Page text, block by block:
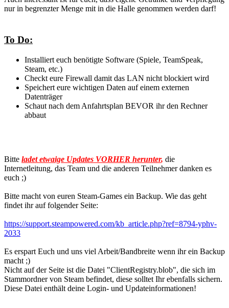
nur in begrenzter Menge mit in die Halle genommen werden darf!
To Do:
Installiert euch benötigte Software (Spiele, TeamSpeak,
Steam, etc.)
Checkt eure Firewall damit das LAN nicht blockiert wird
Speichert eure wichtigen Daten auf einem externen
Datenträger
Schaut nach dem Anfahrtsplan BEVOR ihr den Rechner
abbaut
Bitte ladet etwaige Updates VORHER herunter, die
Internetleitung, das Team und die anderen Teilnehmer danken es
euch ;)
Bitte macht von euren Steam-Games ein Backup. Wie das geht
findet ihr auf folgender Seite:
https://support.steampowered.com/kb_article.php?ref=8794-yphv-
2033
Es erspart Euch und uns viel Arbeit/Bandbreite wenn ihr ein Backup
macht ;)
Nicht auf der Seite ist die Datei "ClientRegistry.blob", die sich im
Stammordner von Steam befindet, diese solltet Ihr ebenfalls sichern.
Diese Datei enthält deine Login- und Updateinformationen!